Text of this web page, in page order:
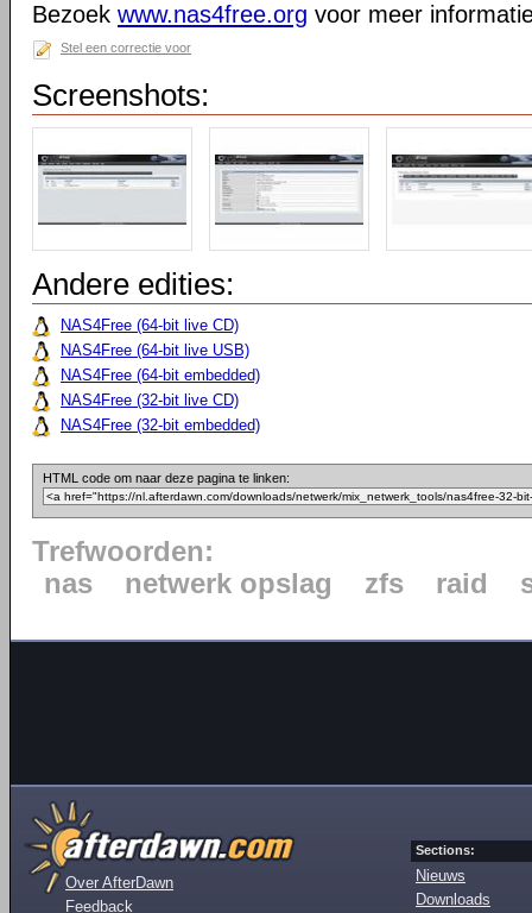
Bezoek www.nas4free.org voor meer
Stel een correctie voor
Screenshots:
Andere edities:
NAS4Free (64-bit live CD)
NAS4Free (64-bit live USB)
NAS4Free (64-bit embedded)
NAS4Free (32-bit live CD)
NAS4Free (32-bit embedded)
HTML code om naar deze pagina te linken:
Trefwoorden:
nas
netwerk opslag zfs raid
Over AfterDawn
Feedback
Sections:
Nieuws
Downloads